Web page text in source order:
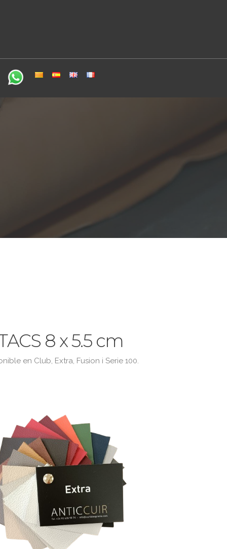
8 x 5.5 cm
en Club, Extra, Fusion i Serie 100.